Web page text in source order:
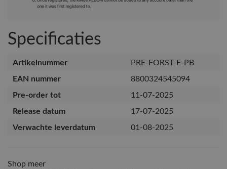
Specificaties
Artikelnummer
PRE-FORST-E-PB
EAN nummer
8800324545094
Pre-order tot
11-07-2025
Release datum
17-07-2025
Verwachte leverdatum
01-08-2025
Shop meer